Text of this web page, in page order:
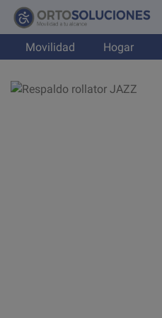
Movilidad Hogar